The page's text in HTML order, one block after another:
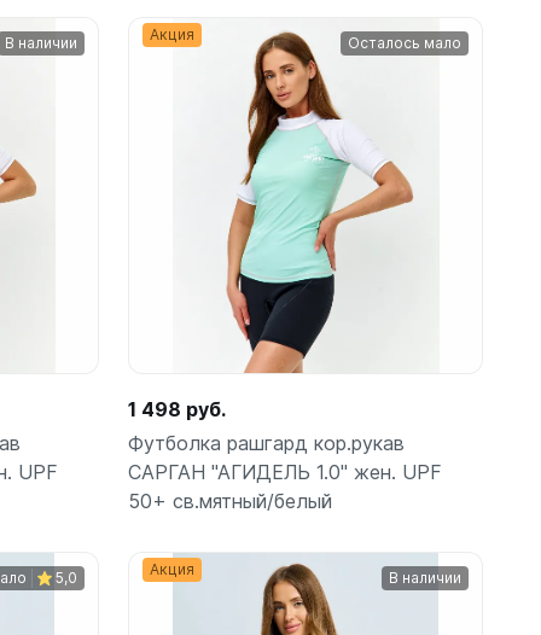
Подробнее
В наличии
UPF
Акция Осталось мало
1 498 руб.
Футболка рашгард кор.рукав
САРГАН "АГИДЕЛЬ 1.0" жен. UPF
50+ св.мятный/белый
5,0 Акция В наличии